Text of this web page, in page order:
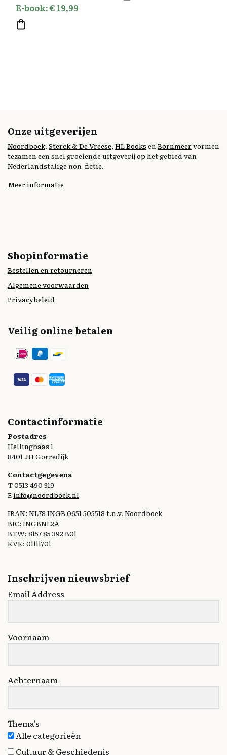
E-book: € 19,99
Onze uitgeverijen
Noordboek, Sterck & De Vreese, HL Books enBornmeervormen
tezamen een snel groeiende uitgeverij op het gebied van
Nederlandstalige non-fictie.
Meer informatie
Shopinformatie
Bestellen en retourneren
Algemene voorwaarden
Privacybeleid
Veilig online betalen
Contactinformatie
Postadres
Hellingbaas 1
8401 JH Gorredijk
Contactgegevens
T 0513 490 319
E info@noordboek.nl
IBAN: NL78 INGB 0651 505518 t.n.v. Noordboek
BIC: INGBNL2A
BTW: 8157 85 392 B01
KVK: 01111701
Inschrijven nieuwsbrief
Email Address
Voornaam
Achternaam
Thema's
Alle categorieën
Cultuur & Geschiedenis